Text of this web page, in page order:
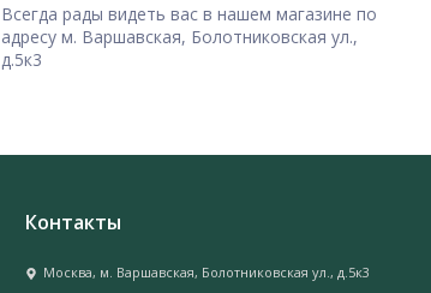
Всегда рады видеть вас в нашем магазине по
адресу м. Варшавская, Болотниковская ул.,
д.5к3
Контакты
Москва, м. Варшавская, Болотниковская ул., д.5к3